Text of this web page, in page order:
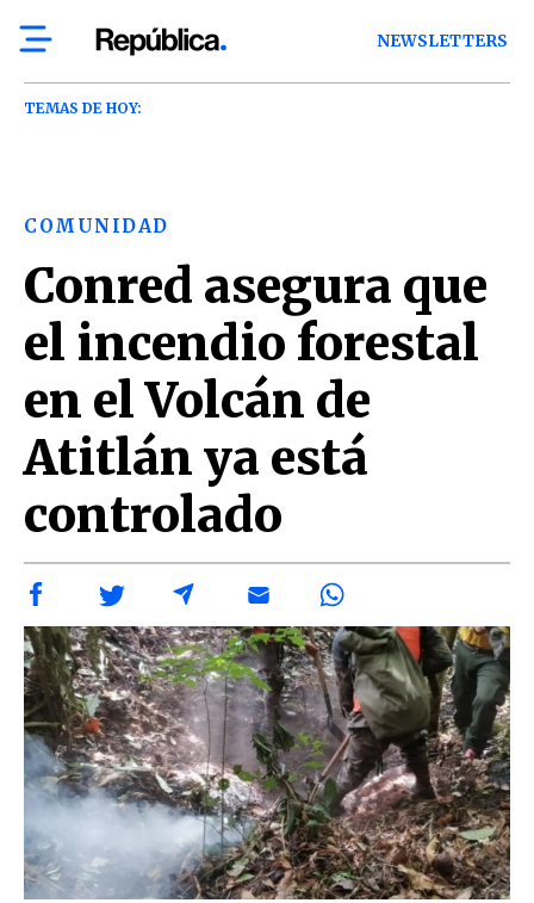
NEWSLETTERS
TEMAS DE HOY:
COMUNIDAD
Conred asegura que
el incendio forestal
en el Volcán de
Atitlán ya está
controlado